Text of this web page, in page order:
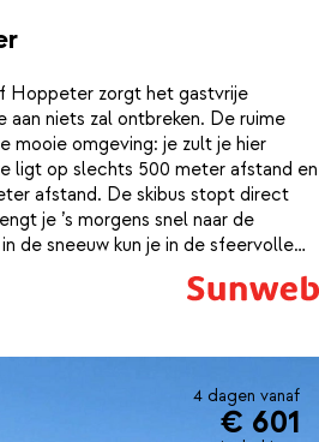
Hoppeter zorgt het gastvrije
niets zal ontbreken. De ruime
mooie omgeving: je zult je hier
ligt op slechts 500 meter afstand en
afstand. De skibus stopt direct
je ’s morgens snel naar de
de sneeuw kun je in de sfeervolle
4 dagen vanaf
€ 601